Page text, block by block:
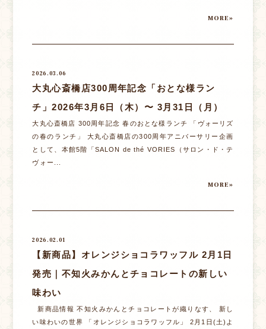
MORE»
2026.03.06
大丸心斎橋店300周年記念「おとな様ラン
チ」2026年3月6日（木）〜 3月31日（月）
大丸心斎橋店 300周年記念 春のおとな様ランチ 「ヴォーリズ
の春のランチ」 大丸心斎橋店の300周年アニバーサリー企画
として、本館5階「SALON de thé VORIES（サロン・ド・テ
ヴォー...
MORE»
2026.02.01
【新商品】オレンジショコラワッフル 2月1日
発売｜不知火みかんとチョコレートの新しい
味わい
新商品情報 不知火みかんとチョコレートが織りなす、 新し
い味わいの世界 「オレンジショコラワッフル」 2月1日(土)よ